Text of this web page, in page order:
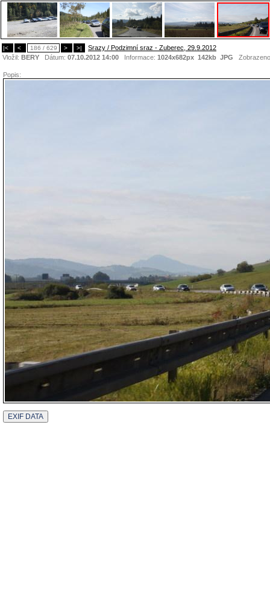
|< < 186 / 629 > >|
Srazy / Podzimní sraz - Zuberec, 29.9.2012
Vložil: BERY Dátum: 07.10.2012 14:00 Informace: 1024x682px 142kb JPG
Popis: